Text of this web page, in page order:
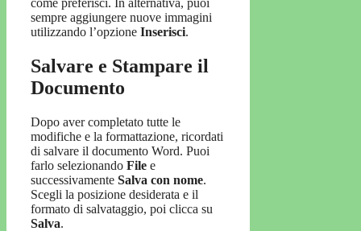
come preferisci. In alternativa, puoi
sempre aggiungere nuove immagini
utilizzando l’opzione Inserisci.
Salvare e Stampare il
Documento
Dopo aver completato tutte le
modifiche e la formattazione, ricordati
di salvare il documento Word. Puoi
farlo selezionando File e
successivamente Salva con nome.
Scegli la posizione desiderata e il
formato di salvataggio, poi clicca su
Salva.